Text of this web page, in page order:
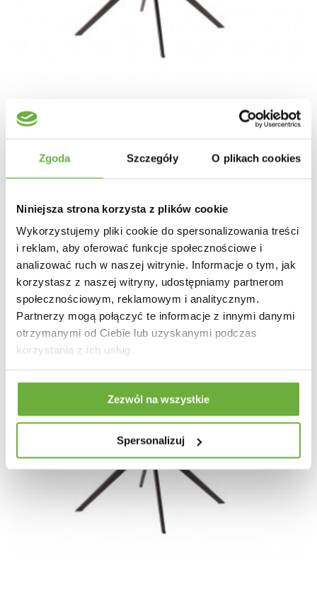
Zgoda Szczegóły O plikach cookies
Niniejsza strona korzysta z plików cookie
Wykorzystujemy pliki cookie do spersonalizowania treści
i reklam, aby oferować funkcje społecznościowe i
analizować ruch w naszej witrynie. Informacje o tym, jak
korzystasz z naszej witryny, udostępniamy partnerom
społecznościowym, reklamowym i analitycznym.
Partnerzy mogą połączyć te informacje z innymi danymi
otrzymanymi od Ciebie lub uzyskanymi podczas
korzystania z ich usług.
Zezwól na wszystkie
Spersonalizuj
1 004,83 zł1 196,23 zł